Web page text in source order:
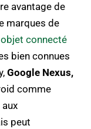
avantage de
marques de
objet connecté
bien connues
Google Nexus,
comme
peut